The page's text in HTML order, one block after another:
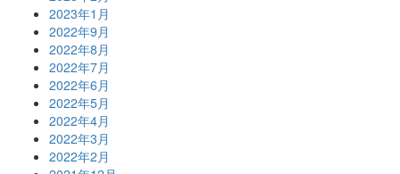
2023年1月
2022年9月
2022年8月
2022年7月
2022年6月
2022年5月
2022年4月
2022年3月
2022年2月